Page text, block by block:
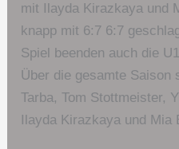
mit Ilayda Kirazkaya und
knapp mit 6:7 6:7
Spiel beenden auch die
Über die gesamte Saison
Tarba, Tom Stottmeister,
Ilayda Kirazkaya und Mia